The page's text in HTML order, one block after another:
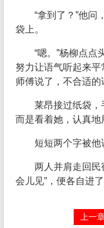
“拿到了？”他问
袋上。
“嗯。”杨柳点点
努力让语气听起来平
师傅说了，不合适的
莱昂接过纸袋，
而是看着她，认真地
短短两个字被他
两人并肩走回民
会儿见”，便各自进了
上一